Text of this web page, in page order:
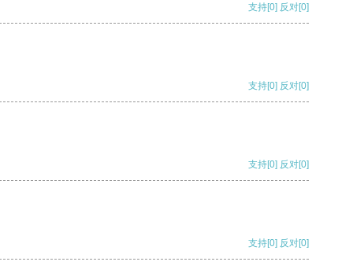
支持[0] 反对[0]
支持[0] 反对[0]
支持[0] 反对[0]
支持[0] 反对[0]